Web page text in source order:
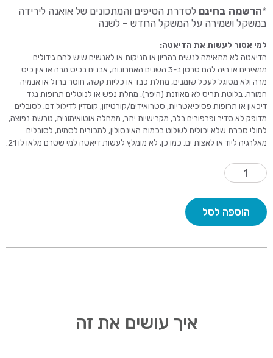
הרשמה בחינםלסדרת הטיפים והמתכונים של אואנה לירידה
במשקל ושמירה על המשקל החדש – לשנה
למי אסור לעשות את הדיאטה:
הדיאטה לא מתאימה לנשים בהריון או מניקות או לאנשים שיש להם גידולים
ממאירים או היה להם סרטן ב-3 השנים האחרונות, אבנים בכיס מרה או אין כיס
מרה ולא מסוגל לעכל שומנים, מחלת כבד או כליות קשה, חוסר ברזל או אנמיה
חמורה, בלוטת תריס לא מאוזנת (היפר), מחלת נפש או לנוטלים תרופות נגד
דיכאון או תרופות פסיכיאטריות, סטרואידים/קורטיזון, קומדין לדילול דם. לסובלים
מדופק לא סדיר ופרפורים בלב, מקרישיות יתר, ממחלה אוטואימונית, טרשת נפוצה,
לחולי סכרת שלא יכולים לשלוט בכמות האינסולין, למכורים לסמים, לסובלים
מאלרגיה ליוד או לאצות ים. כמו כן, לא מומלץ לעשות דיאטה למי שטרם מלאו לו 21.
כמות
של
ערכה
עם
ליווי
ופיקוח
הוספה לסל
איך עושים את זה